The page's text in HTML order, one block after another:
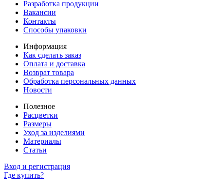
Разработка продукции
Вакансии
Контакты
Способы упаковки
Информация
Как сделать заказ
Оплата и доставка
Возврат товара
Обработка персональных данных
Новости
Полезное
Расцветки
Размеры
Уход за изделиями
Материалы
Статьи
Вход и регистрация
Где купить?